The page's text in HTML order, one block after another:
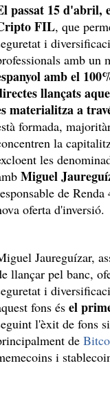
passat 15 d'abril,
FIL, que
i
amb un
amb el
llançats
materialitza a
formada,
la
les
Miguel
de
oferta d'inversió.
Jaureguízar,
llançar pel banc,
i
fons és el
l'èxit de fons
de
i